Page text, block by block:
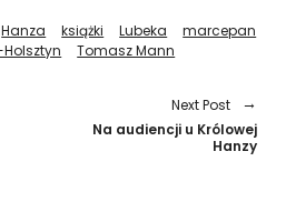
Hanza książki Lubeka
marcepan
Tomasz Mann
Next Post
Na audiencji u Królowej
Hanzy